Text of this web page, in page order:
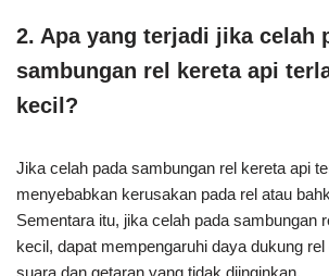
2. Apa yang terjadi jika celah
sambungan rel kereta api
kecil?
Jika celah pada sambungan rel kereta api
menyebabkan kerusakan pada rel atau
Sementara itu, jika celah pada sambungan
kecil, dapat mempengaruhi daya dukung
suara dan getaran yang tidak diinginkan.